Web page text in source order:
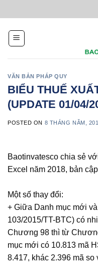
to
content
VĂN BẢN PHÁP QUY
BIỂU THUẾ
(UPDATE 01/04/
POSTED ON 8 THÁNG NĂM,
Baotinvatesco chia sẻ
Excel năm 2018, bản
Một số thay đổi:
+ Giữa Danh mục mới
103/2015/TT-BTC) có
Chương 98 thì từ
mục mới có 10.813 mã
8.417, khác 2.396 mã so